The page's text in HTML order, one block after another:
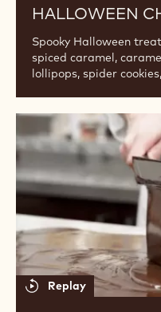
HALLOWEEN
Spooky Halloween
spiced caramel,
lollipops, spider
Replay
Chocolate
Equipment
for
Beginners